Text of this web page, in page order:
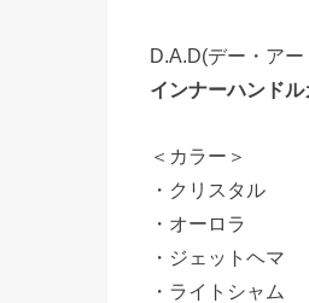
D.A.D(デー・ア
インナーハンド
＜カラー＞
・クリスタル
・オーロラ
・ジェットヘマ
・ライトシャム